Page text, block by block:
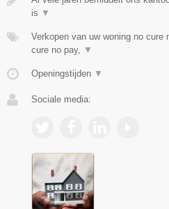
is ▼
Verkopen van uw woning no cure
cure no pay, ▼
Openingstijden ▼
Sociale media: